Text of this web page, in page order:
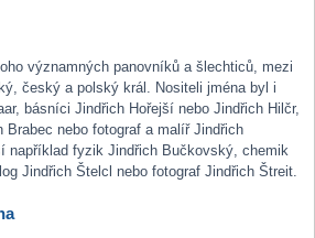
významných panovníků a šlechticů, mezi
český a polský král. Nositeli jména byl i
básníci Jindřich Hořejší nebo Jindřich Hilčr,
Brabec nebo fotograf a malíř Jindřich
například fyzik Jindřich Bučkovský, chemik
Jindřich Štelcl nebo fotograf Jindřich Štreit.